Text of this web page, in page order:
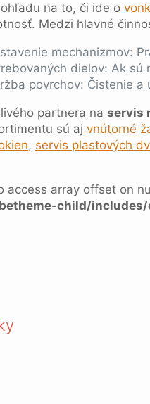
na to, či ide o
Medzi hlavné
mechanizmov:
dielov: Ak
povrchov: Čistenie
partnera na servis
sú aj vnútorné
, servis plastových
access array offset on
child/